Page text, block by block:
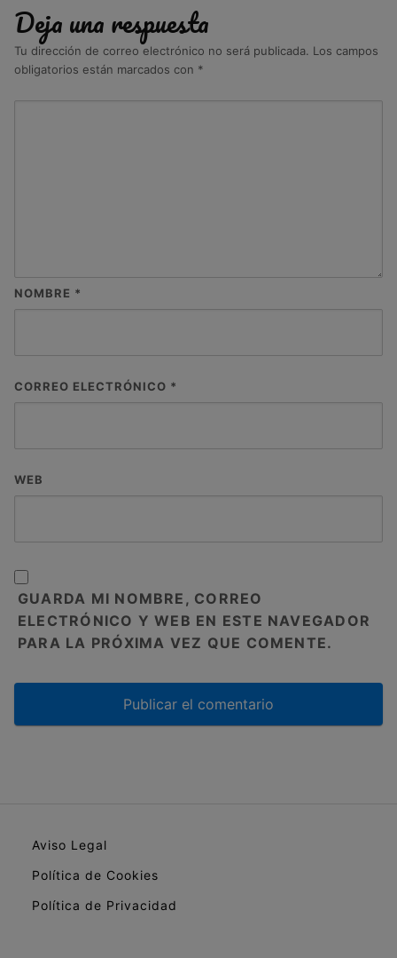
Deja una respuesta
Tu dirección de correo electrónico no será publicada. Los campos
obligatorios están marcados con *
NOMBRE *
CORREO ELECTRÓNICO *
WEB
GUARDA MI NOMBRE, CORREO
ELECTRÓNICO Y WEB EN ESTE NAVEGADOR
PARA LA PRÓXIMA VEZ QUE COMENTE.
Aviso Legal
Política de Cookies
Política de Privacidad